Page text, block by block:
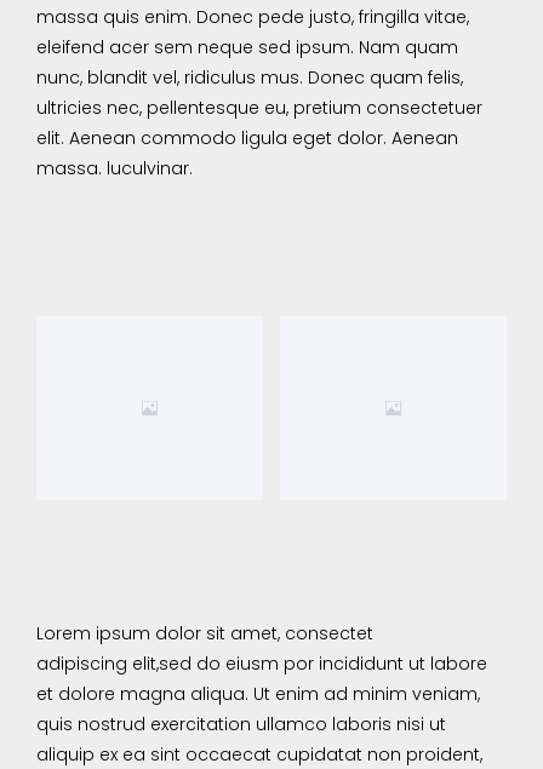
massa quis enim. Donec pede justo, fringilla vitae,
eleifend acer sem neque sed ipsum. Nam quam
nunc, blandit vel, ridiculus mus. Donec quam felis,
ultricies nec, pellentesque eu, pretium consectetuer
elit. Aenean commodo ligula eget dolor. Aenean
massa. luculvinar.
Lorem ipsum dolor sit amet, consectet
adipiscing elit,sed do eiusm por incididunt ut labore
et dolore magna aliqua. Ut enim ad minim veniam,
quis nostrud exercitation ullamco laboris nisi ut
aliquip ex ea sint occaecat cupidatat non proident,